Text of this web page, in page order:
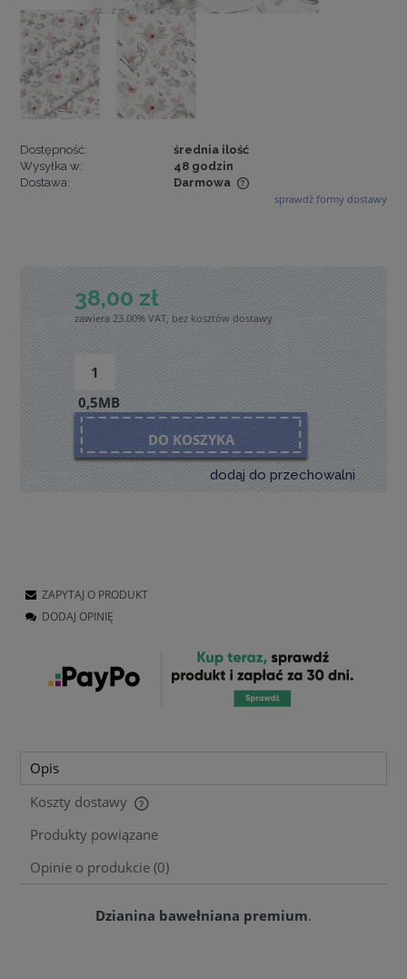
Dostępność:
średnia ilość
Wysyłka w:
48 godzin
Dostawa:
Darmowa
Cena nie zawiera ewentualnych kosztów płatności
sprawdź formy dostawy
38,00 zł
zawiera 23.00% VAT, bez kosztów dostawy
0,5MB
DO KOSZYKA
dodaj do przechowalni
ZAPYTAJ O PRODUKT
DODAJ OPINIĘ
Opis
Koszty dostawy
Cena nie zawiera ewentualnych kosztów płatności
Produkty powiązane
Opinie o produkcie (0)
Dzianina bawełniana premium.